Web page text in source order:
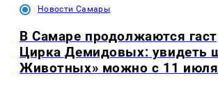
Новости Самары
В Самаре продолжаются
Цирка Демидовых: увидеть
Животных» можно с 11 июля